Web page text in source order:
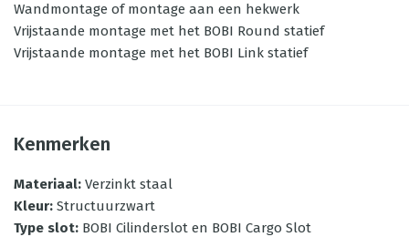
Wandmontage of montage aan een hekwerk
Vrijstaande montage met het BOBI Round statief
Vrijstaande montage met het BOBI Link statief
Kenmerken
Materiaal: Verzinkt staal
Kleur: Structuurzwart
Type slot: BOBI Cilinderslot en BOBI Cargo Slot